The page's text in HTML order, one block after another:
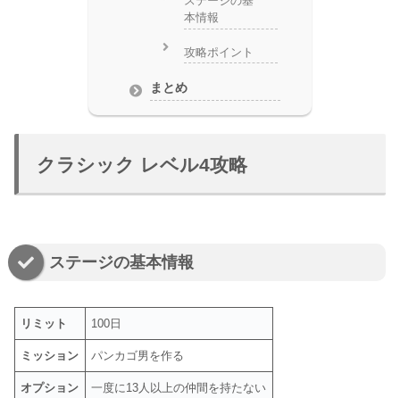
本情報
攻略ポイント
まとめ
クラシック レベル4攻略
ステージの基本情報
リミット 100日
ミッション パンカゴ男を作る
オプション 一度に13人以上の仲間を持たない